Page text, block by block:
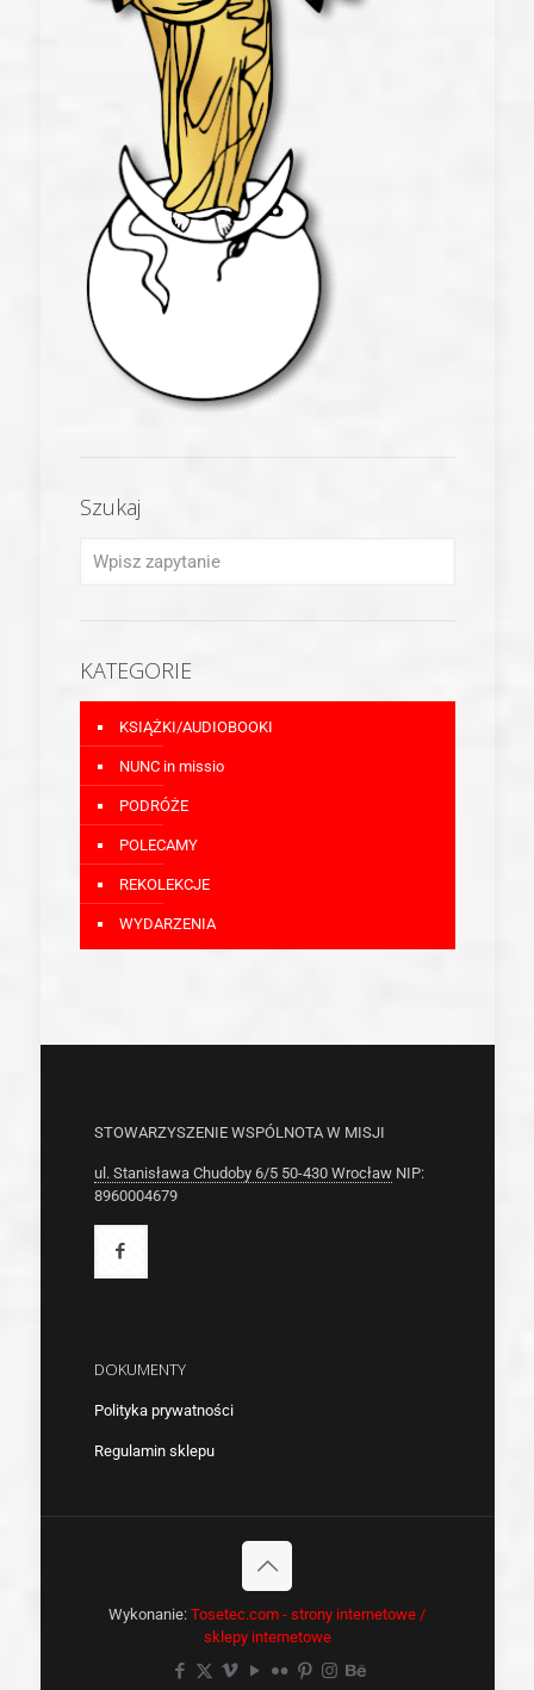
Szukaj
KATEGORIE
KSIĄŻKI/AUDIOBOOKI
NUNC in missio
PODRÓŻE
POLECAMY
REKOLEKCJE
WYDARZENIA
STOWARZYSZENIE WSPÓLNOTA W MISJI
ul. Stanisława Chudoby 6/5 50-430 WrocławNIP:
8960004679
DOKUMENTY
Polityka prywatności
Regulamin sklepu
Wykonanie: Tosetec.com - strony internetowe /
sklepy internetowe